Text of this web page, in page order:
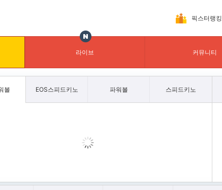
픽스터랭킹
라이브 커뮤니티
볼 EOS스피드키노 파워볼 스피드키노